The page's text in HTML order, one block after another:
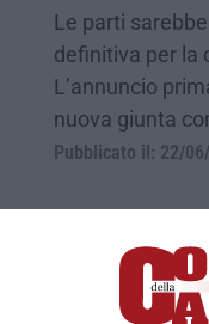
Le parti
definitiva per la
L’annuncio
nuova giunta
Pubblicato il: 22/